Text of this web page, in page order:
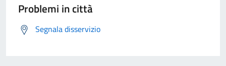
Problemi in città
Segnala disservizio